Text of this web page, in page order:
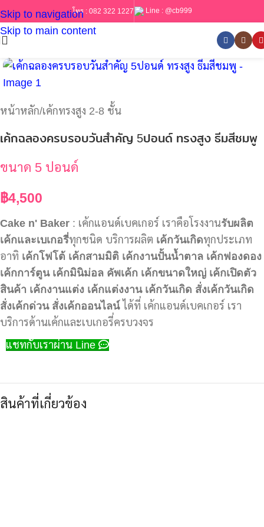
Skip to navigation
Skip to main content
โทร : 082 322 1227 Line : @cb999
หน้าหลัก/เค้กทรงสูง 2-8 ชั้น
เค้กฉลองครบรอบวันสำคัญ 5ปอนด์ ทรงสูง ธีมสีชมพู
ขนาด 5 ปอนด์
฿4,500
Cake n' Baker : เค้กแอนด์เบคเกอร์ เราคือโรงงานรับผลิต
เค้กและเบเกอรี่ทุกชนิด บริการผลิต เค้กวันเกิดทุกประเภท
อาทิ เค้กโฟโต้ เค้กสามมิติ เค้กงานปั้นน้ำตาล เค้กฟองดอง
เค้กการ์ตูน เค้กมินิม่อล คัพเค้ก เค้กขนาดใหญ่ เค้กเปิดตัว
สินค้า เค้กงานแต่ง เค้กแต่งงาน เค้กวันเกิด สั่งเค้กวันเกิด
สั่งเค้กด่วน สั่งเค้กออนไลน์ได้ที่ เค้กแอนด์เบคเกอร์ เรา
บริการด้านเค้กและเบเกอรี่ครบวงจร
แชทกับเราผ่าน Line
สินค้าที่เกี่ยวข้อง